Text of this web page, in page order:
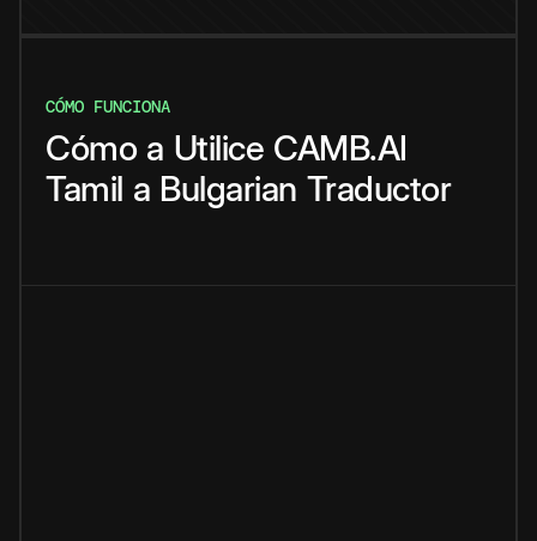
CÓMO FUNCIONA
Cómo a Utilice CAMB.AI
Tamil a Bulgarian Traductor